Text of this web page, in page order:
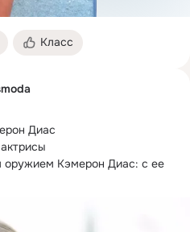
Класс
Диас
оружием Кэмерон Диас: с ее